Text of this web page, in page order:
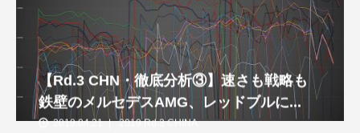
【Rd.3 CHN・徹底分析③】速さも戦略も
鉄壁のメルセデスAMG、レッドブルに...
2019.04.21 2019 Rd.3 CHINA